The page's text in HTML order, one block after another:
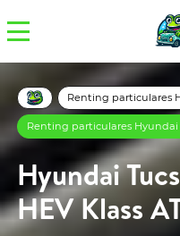
Renting particulares
Renting particulares Hyundai
Hyundai
HEV Klass